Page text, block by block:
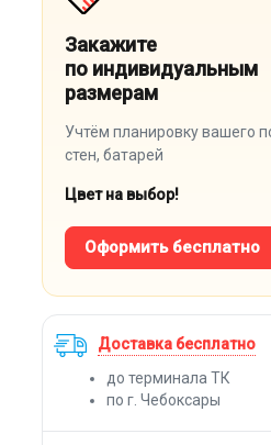
Закажите
по индивидуальным
размерам
Учтём планировку вашего
стен, батарей
Цвет на выбор!
Оформить бесплатно
Доставка бесплатно
до терминала ТК
по г. Чебоксары